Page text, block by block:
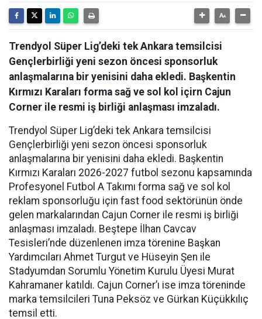
Trendyol Süper Lig’deki tek Ankara temsilcisi
Gençlerbirliği yeni sezon öncesi sponsorluk
anlaşmalarına bir yenisini daha ekledi. Başkentin
Kırmızı Karaları forma sağ ve sol kol içirn Cajun
Corner ile resmi iş birliği anlaşması imzaladı.
Trendyol Süper Lig’deki tek Ankara temsilcisi
Gençlerbirliği yeni sezon öncesi sponsorluk
anlaşmalarına bir yenisini daha ekledi. Başkentin
Kırmızı Karaları 2026-2027 futbol sezonu kapsamında
Profesyonel Futbol A Takımı forma sağ ve sol kol
reklam sponsorluğu için fast food sektörünün önde
gelen markalarından Cajun Corner ile resmi iş birliği
anlaşması imzaladı. Beştepe İlhan Cavcav
Tesisleri’nde düzenlenen imza törenine Başkan
Yardımcıları Ahmet Turgut ve Hüseyin Şen ile
Stadyumdan Sorumlu Yönetim Kurulu Üyesi Murat
Kahramaner katıldı. Cajun Corner’ı ise imza töreninde
marka temsilcileri Tuna Peksöz ve Gürkan Küçükkılıç
temsil etti.